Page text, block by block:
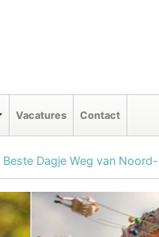
Vacatures Contact
Dagje Weg van